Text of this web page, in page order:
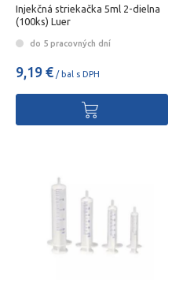
Injekčná striekačka 5ml 2-dielna
(100ks) Luer
do 5 pracovných dní
9,19 € / bal s DPH